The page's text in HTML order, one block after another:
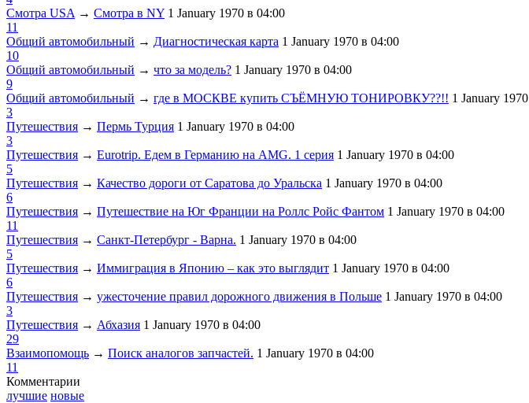
Смотра USA → Смотра в NY 1 January 1970 в 04:00
11
Общий автомобильный → Диагностическая карта 1 January 1970 в 04:00
10
Общий автомобильный → что за модель? 1 January 1970 в 04:00
9
Общий автомобильный → где в МОСКВЕ купить СЪЁМНУЮ ТОНИРОВКУ??!! 1 January 1970
3
Путешествия → Пермь Турция 1 January 1970 в 04:00
3
Путешествия → Eurotrip. Едем в Германию на AMG. 1 серия 1 January 1970 в 04:00
5
Путешествия → Качество дороги от Саратова до Уральска 1 January 1970 в 04:00
6
Путешествия → Путешествие на Юг Франции на Роллс Ройс Фантом 1 January 1970 в 04:00
11
Путешествия → Санкт-Петербург - Варна. 1 January 1970 в 04:00
5
Путешествия → Иммиграция в Японию – как это выглядит 1 January 1970 в 04:00
6
Путешествия → ужесточение правил дорожного движения в Польше 1 January 1970 в 04:00
3
Путешествия → Абхазия 1 January 1970 в 04:00
29
Взаимопомощь → Поиск аналогов запчастей. 1 January 1970 в 04:00
11
Комментарии
лучшие новые